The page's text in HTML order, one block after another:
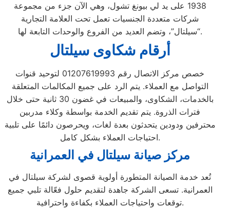
1938 على يد لي بيونغ تشول، وهي الآن جزء من مجموعة
شركات متعددة الجنسيات تعمل تحت العلامة التجارية
“سيلتال”، وتضم العديد من الفروع والوحدات التابعة لها.
أرقام شكاوى سيلتال
خصص مركز الاتصال رقم 01207619993 لتوحيد قنوات
التواصل مع العملاء. يتم الرد على جميع المكالمات المتعلقة
بالخدمات، الشكاوى، والمبيعات في غضون 30 ثانية حتى خلال
فترات الذروة. يتم تقديم الخدمة بواسطة وكلاء مدربين
محترفين ودودين يتحدثون بعدة لغات، ويحرصون دائمًا على تلبية
احتياجات العملاء بشكل كامل.
مركز صيانة سيلتال في العمرانية
تُعد خدمة الصيانة المتطورة أولوية قصوى لشركة سيلتال في
العمرانية. تسعى الشركة جاهدة لتقديم حلول فعّالة تلبي جميع
توقعات واحتياجات العملاء بكفاءة واحترافية.